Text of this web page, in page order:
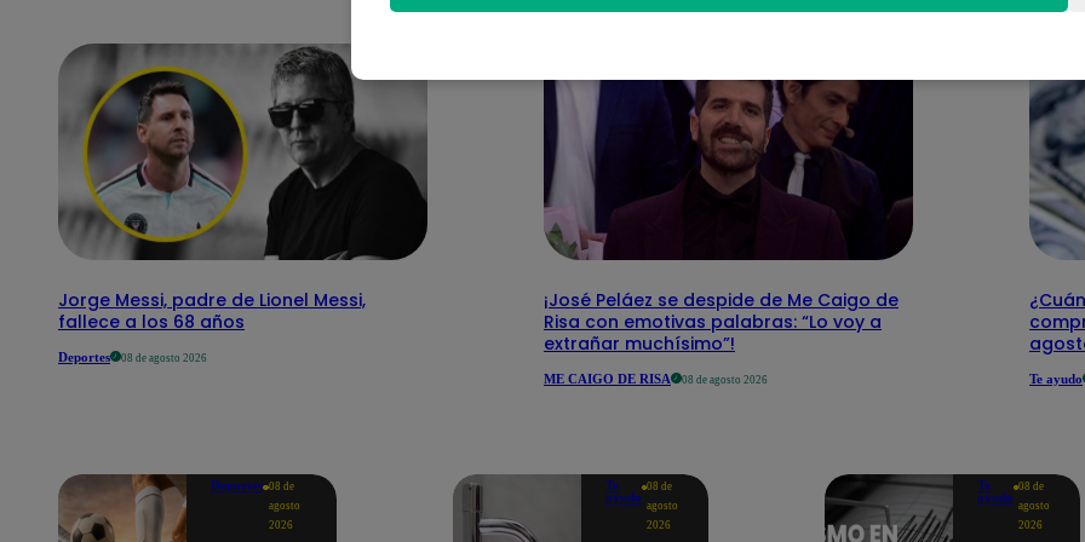
Jorge Messi, padre de Lionel Messi,
fallece a los 68 años
Deportes 08 de agosto 2026
¡José Peláez se despide de Me Caigo de
Risa con emotivas palabras: “Lo voy a
extrañar muchísimo”!
ME CAIGO DE RISA 08 de agosto 2026 Te ayudo
Deportes 08 de
agosto
2026
Te
ayudo
08 de
agosto
2026
Te
ayudo
08 de
agosto
2026